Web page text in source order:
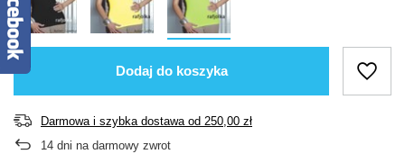
Dodaj do koszyka
Darmowa i szybka dostawa od 250,00 zł
14 dni na darmowy zwrot